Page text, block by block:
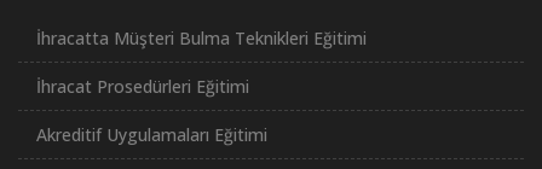
İhracatta Müşteri Bulma Teknikleri Eğitimi
İhracat Prosedürleri Eğitimi
Akreditif Uygulamaları Eğitimi